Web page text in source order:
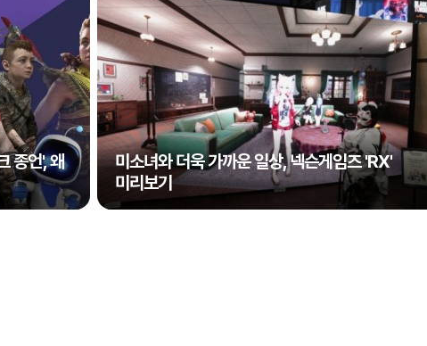
종언', 왜
미소녀와 더욱 가까운 일상, 넥슨게임즈 'RX'
미리보기